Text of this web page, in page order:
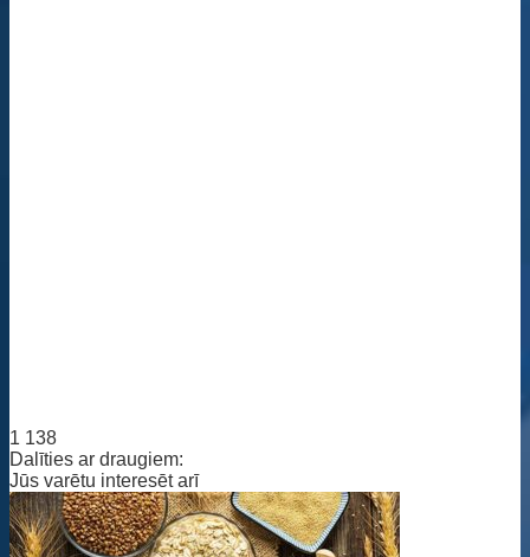
1 138
Dalīties ar draugiem:
Jūs varētu interesēt arī